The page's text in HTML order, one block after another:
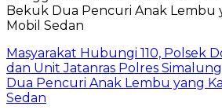
Masyarakat Hubungi 110, Polsek
dan Unit Jatanras Polres
Dua Pencuri Anak Lembu yang
Sedan